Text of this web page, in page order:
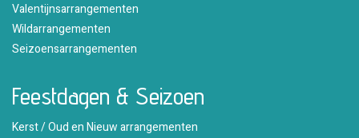
Valentijnsarrangementen
Wildarrangementen
Seizoensarrangementen
Feestdagen & Seizoen
Kerst / Oud en Nieuw arrangementen